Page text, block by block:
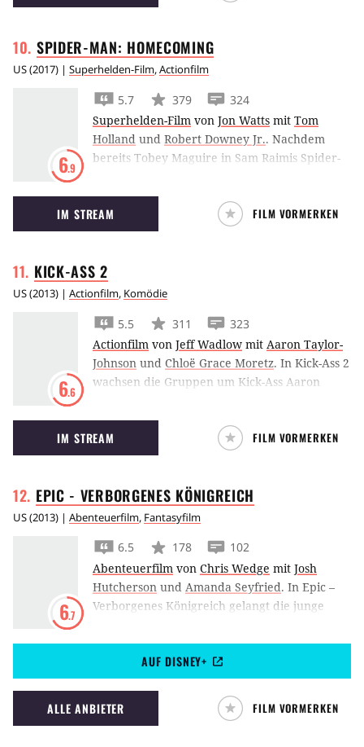
sich wie purer Selbstmord anhört.
SPIDER-MAN: HOMECOMING
US(2017) | Superhelden-Film,Actionfilm
6.9
5.7 379
324
Superhelden-Film von Jon Watts mit Tom
Holland und Robert Downey Jr.. Nachdem
bereits Tobey Maguire in Sam Raimis Spider-
The-Amazing-Spider-Man-Filmen als
freundliche Spinne aus der Nachbarschaft zu
sehen war, schlüpft nun Tom Holland in die
IM STREAM FILM VORMERKEN
KICK-ASS2
US(2013) | Actionfilm, Komödie
6.6
5.5 311
323
Actionfilm von Jeff Wadlow mit Aaron Taylor-
Johnson und Chloë Grace Moretz. In Kick-Ass 2
wachsen die Gruppen um Kick-Ass Aaron
um weitere Amateur-Helden und -Schurken
an.
IM STREAM FILM VORMERKEN
EPIC - VERBORGENES KÖNIGREICH
US(2013) | Abenteuerfilm, Fantasyfilm
6.7
6.5 178
102
Abenteuerfilm von Chris Wedge mit Josh
Hutcherson und Amanda Seyfried. In Epic –
Verborgenes Königreich gelangt die junge
Waldes, welches von Schädlingen bedroht
AUF DISNEY+
ALLE ANBIETER FILM VORMERKEN